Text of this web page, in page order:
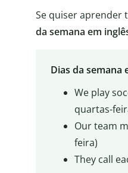
Se quiser aprender
da semana em
Dias da semana
We play
quartas-
Our team
feira)
They call